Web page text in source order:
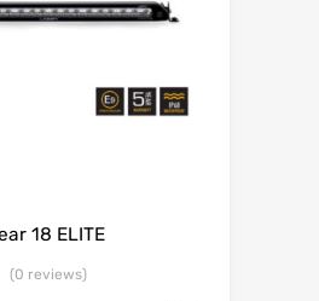
18 ELITE
(0 reviews)